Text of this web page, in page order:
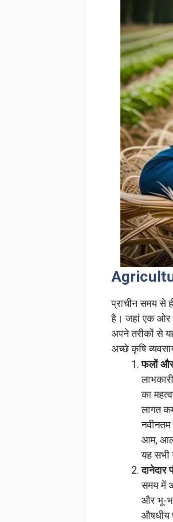
प्राचीन समय से
है। जहां एक ओर
अपने तरीकों से
अच्छे कृषि
फलों और
का
लागत
आम, आलू,
यह सभी
दानेदार
समय में
और भू-
औषधीय